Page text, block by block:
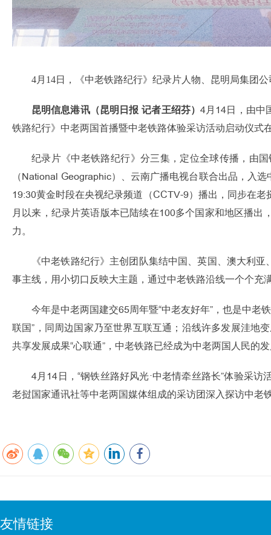
4月14日，《中老铁路纪行》纪录片人物、昆明局集团
昆明信息港讯（昆明日报 记者王绍芬）4月14日，由中
铁路纪行》中老两国首播暨中老铁路体验采访活动启动仪式
纪录片《中老铁路纪行》分三集，定位全球传播，由
（National Geographic）、云南广播电视台联合出品，入
19:30黄金时段在央视纪录频道（CCTV-9）播出，同步在
月以来，纪录片英语版本已陆续在100多个国家和地区播
力。
《中老铁路纪行》主创团队集结中国、英国、澳大利
事主线，用小切口反映大主题，通过中老铁路沿线一个个
今年是中老两国建交65周年暨“中老友好年”，也是中老
联国”，同周边国家乃至世界互联互通；沿线许多发展洼地
共享发展成果“心联通”，中老铁路已经成为中老两国人民的
4月14日，“钢铁丝路好风光·中老情牵丝路长”体验采
老挝国家通讯社等中老两国媒体组成的采访团深入探访中
友情链接